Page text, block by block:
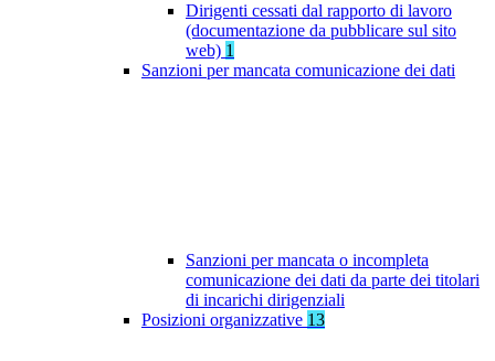
Dirigenti cessati dal rapporto di lavoro
(documentazione da pubblicare sul sito
web) 1
Sanzioni per mancata comunicazione dei dati
Sanzioni per mancata o incompleta
comunicazione dei dati da parte dei titolari
di incarichi dirigenziali
Posizioni organizzative 13